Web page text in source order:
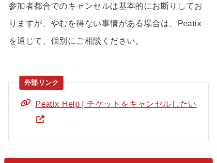
参加者都合でのキャンセルは基本的にお断りしてお
りますが、やむを得ない事情がある場合は、Peatix
を通じて、個別にご相談ください。
Peatix Help | チケットをキャンセルしたい